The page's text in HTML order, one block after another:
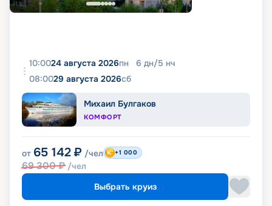
10:0024 августа 2026пн 6 дн/5 нч
08:0029 августа 2026сб
Михаил Булгаков
КОМФОРТ
от 65 142 ₽ /чел
69 300₽ /чел
+1 000
Выбрать круиз